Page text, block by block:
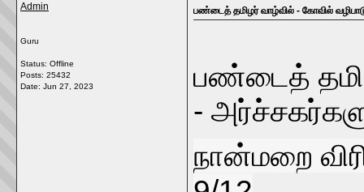
Admin
Guru
Status: Offline
Posts: 25432
Date: Jun 27, 2023
பண்டைத் தமிழர் வாழ்வில் - கோவில்
பண்டைத்
-
நான்மறை